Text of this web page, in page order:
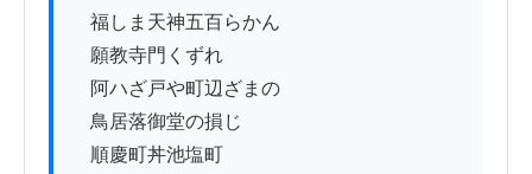
福しま天神五百らかん
願教寺門くずれ
阿ハざ戸や町辺ざまの
鳥居落御堂の損じ
順慶町丼池塩町